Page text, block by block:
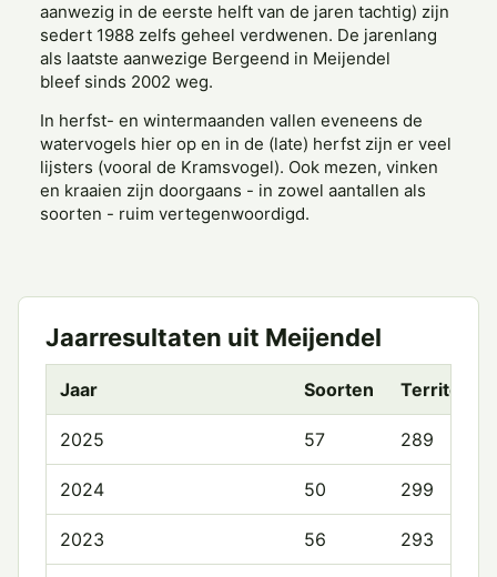
aanwezig in de eerste helft van de jaren tachtig) zijn
sedert 1988 zelfs geheel verdwenen. De jarenlang
als laatste aanwezige Bergeend in Meijendel
bleef sinds 2002 weg.
In herfst- en wintermaanden vallen eveneens de
watervogels hier op en in de (late) herfst zijn er veel
lijsters (vooral de Kramsvogel). Ook mezen, vinken
en kraaien zijn doorgaans - in zowel aantallen als
soorten - ruim vertegenwoordigd.
Jaarresultaten uit Meijendel
Jaar Soorten Territoria
2025 57 289
2024 50 299
2023 56 293